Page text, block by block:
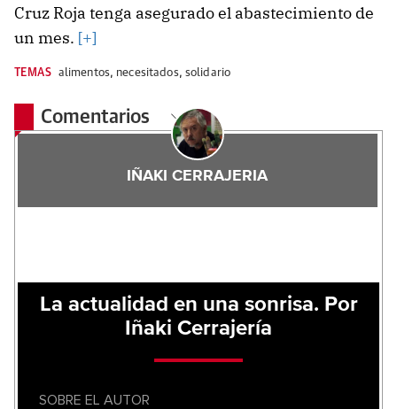
Cruz Roja tenga asegurado el abastecimiento de
un mes. [+]
TEMAS alimentos, necesitados, solidario
Comentarios
IÑAKI CERRAJERIA
La actualidad en una sonrisa. Por
Iñaki Cerrajería
SOBRE EL AUTOR